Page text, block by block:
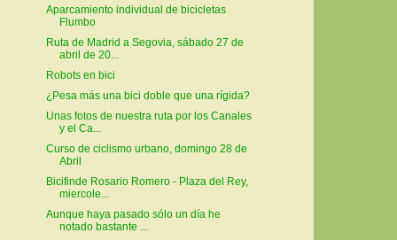
Aparcamiento individual de bicicletas
Flumbo
Ruta de Madrid a Segovia, sábado 27 de
abril de 20...
Robots en bici
¿Pesa más una bici doble que una rígida?
Unas fotos de nuestra ruta por los Canales
y el Ca...
Curso de ciclismo urbano, domingo 28 de
Abril
Bicifinde Rosario Romero - Plaza del Rey,
miercole...
Aunque haya pasado sólo un día he
notado bastante ...